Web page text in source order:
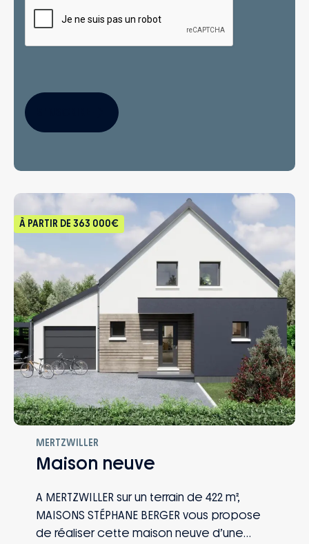
À PARTIR DE 363 000€
MERTZWILLER
Maison neuve
A MERTZWILLER sur un terrain de 422 m²,
MAISONS STÉPHANE BERGER vous propose
de réaliser cette maison neuve d’une